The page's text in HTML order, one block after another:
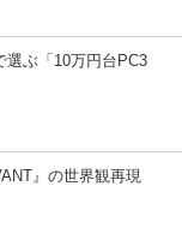
選ぶ「10万円台PC3
』の世界観再現